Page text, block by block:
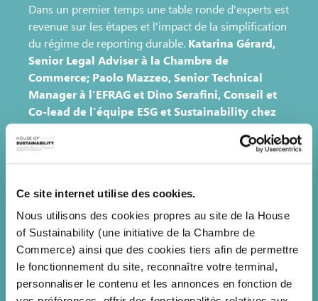
Ce site internet utilise des cookies.
Nous utilisons des cookies propres au site de la House
of Sustainability (une initiative de la Chambre de
Commerce) ainsi que des cookies tiers afin de permettre
le fonctionnement du site, reconnaître votre terminal,
personnaliser le contenu et les annonces en fonction de
Dans un premier temps une table ronde d'experts est
revenue sur les étapes et l'impact de la simplification
du régime de reporting durable. Katarina Gérard,
Senior Legal Adviser à la Chambre de
Commerce; Paolo Mazzeo, Senior Technical
Manager à l'EFRAG et Dino Serafini, Conseil et
Co-lead de l'équipe ESG et Sustainability chez
Arendt, ont ainsi pu partager leur recommendations
et répondre aux questions des participants sur
l'avenir du reporting de durabilité.
Dans un second temps ce sont les experts EFRAG qui
pour les futurs standards ESRS.Paolo Mazzeo
Senior Technical Manager - CCS, Liad Ortar
Senior Technical Manager - Environment, Julian
Mueller Advanced Technical manager - Social,
et Aisa Batista, Junior Technical Manager -